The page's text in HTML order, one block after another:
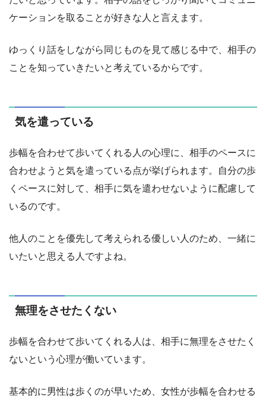
ケーションを取ることが好きな人と言えます。
ゆっくり話をしながら同じものを見て感じる中で、相手の
ことを知っていきたいと考えているからです。
気を遣っている
歩幅を合わせて歩いてくれる人の心理に、相手のペースに
合わせようと気を遣っている点が挙げられます。自分の歩
くペースに対して、相手に気を遣わせないように配慮して
いるのです。
他人のことを優先して考えられる優しい人のため、一緒に
いたいと思える人ですよね。
無理をさせたくない
歩幅を合わせて歩いてくれる人は、相手に無理をさせたく
ないという心理が働いています。
基本的に男性は歩くのが早いため、女性が歩幅を合わせる